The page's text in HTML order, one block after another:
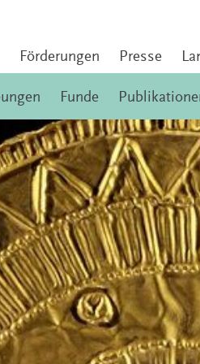
Förderungen Presse
Funde